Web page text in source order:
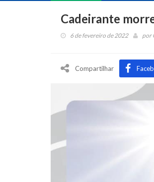
Cadeirante
6 de fevereiro de 2022 por
Compartilhar